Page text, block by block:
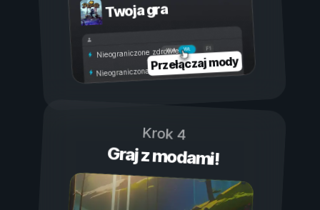
Twoja gra
Wł.
Wył.
Nieograniczone zdrowie
Nieograniczona wytrzymałość
Przełączaj mody
Krok 4
Graj z modami!